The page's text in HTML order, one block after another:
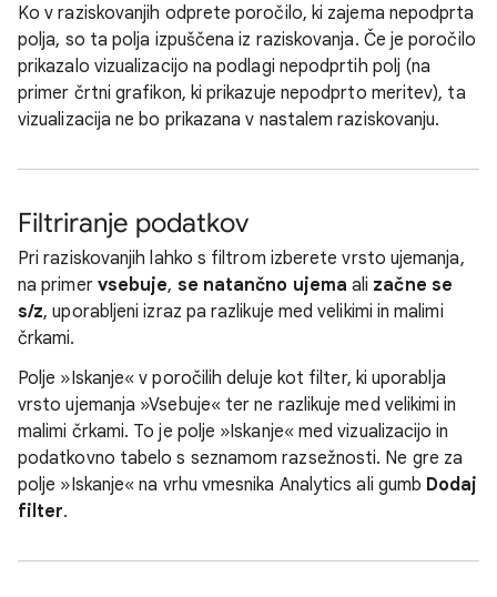
Ko v raziskovanjih odprete poročilo, ki zajema nepodprta
polja, so ta polja izpuščena iz raziskovanja. Če je poročilo
prikazalo vizualizacijo na podlagi nepodprtih polj (na
primer črtni grafikon, ki prikazuje nepodprto meritev), ta
vizualizacija ne bo prikazana v nastalem raziskovanju.
Filtriranje podatkov
Pri raziskovanjih lahko s filtrom izberete vrsto ujemanja,
na primer vsebuje, se natančno ujema ali začne se
s/z, uporabljeni izraz pa razlikuje med velikimi in malimi
črkami.
Polje »Iskanje« v poročilih deluje kot filter, ki uporablja
vrsto ujemanja »Vsebuje« ter ne razlikuje med velikimi in
malimi črkami. To je polje »Iskanje« med vizualizacijo in
podatkovno tabelo s seznamom razsežnosti. Ne gre za
polje »Iskanje« na vrhu vmesnika Analytics ali gumb Dodaj
filter.